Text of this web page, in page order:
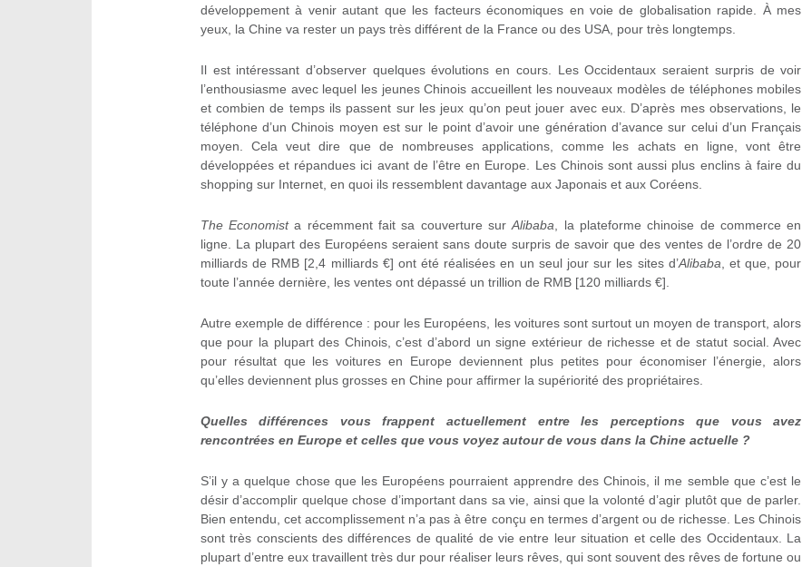
développement à venir autant que les facteurs économiques en voie de globalisation rapide. À mes
yeux, la Chine va rester un pays très différent de la France ou des USA, pour très longtemps.
Il est intéressant d’observer quelques évolutions en cours. Les Occidentaux seraient surpris de voir
l’enthousiasme avec lequel les jeunes Chinois accueillent les nouveaux modèles de téléphones mobiles
et combien de temps ils passent sur les jeux qu’on peut jouer avec eux. D’après mes observations, le
téléphone d’un Chinois moyen est sur le point d’avoir une génération d’avance sur celui d’un Français
moyen. Cela veut dire que de nombreuses applications, comme les achats en ligne, vont être
développées et répandues ici avant de l’être en Europe. Les Chinois sont aussi plus enclins à faire du
shopping sur Internet, en quoi ils ressemblent davantage aux Japonais et aux Coréens.
The Economista récemment fait sa couverture surAlibaba, la plateforme chinoise de commerce en
ligne. La plupart des Européens seraient sans doute surpris de savoir que des ventes de l’ordre de 20
milliards de RMB [2,4 milliards €] ont été réalisées en un seul jour sur les sites d’Alibaba, et que, pour
toute l’année dernière, les ventes ont dépassé un trillion de RMB [120 milliards €].
Autre exemple de différence : pour les Européens, les voitures sont surtout un moyen de transport, alors
que pour la plupart des Chinois, c’est d’abord un signe extérieur de richesse et de statut social. Avec
pour résultat que les voitures en Europe deviennent plus petites pour économiser l’énergie, alors
qu’elles deviennent plus grosses en Chine pour affirmer la supériorité des propriétaires.
Quelles différences vous frappent actuellement entre les perceptions que vous avez
rencontrées en Europe et celles que vous voyez autour de vous dans la Chine actuelle ?
S’il y a quelque chose que les Européens pourraient apprendre des Chinois, il me semble que c’est le
désir d’accomplir quelque chose d’important dans sa vie, ainsi que la volonté d’agir plutôt que de parler.
Bien entendu, cet accomplissement n’a pas à être conçu en termes d’argent ou de richesse. Les Chinois
sont très conscients des différences de qualité de vie entre leur situation et celle des Occidentaux. La
plupart d’entre eux travaillent très dur pour réaliser leurs rêves, qui sont souvent des rêves de fortune ou